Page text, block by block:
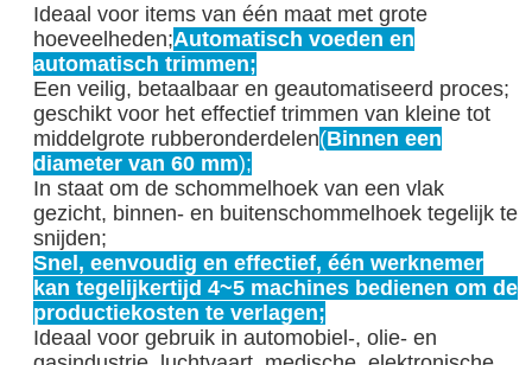
Ideaal voor items van één maat met grote
hoeveelheden;Automatisch voeden en
automatisch trimmen;
Een veilig, betaalbaar en geautomatiseerd proces;
geschikt voor het effectief trimmen van kleine tot
middelgrote rubberonderdelen(Binnen een
diameter van 60 mm);
In staat om de schommelhoek van een vlak
gezicht, binnen- en buitenschommelhoek tegelijk te
snijden;
Snel, eenvoudig en effectief, één werknemer
kan tegelijkertijd 4~5 machines bedienen om de
productiekosten te verlagen;
Ideaal voor gebruik in automobiel-, olie- en